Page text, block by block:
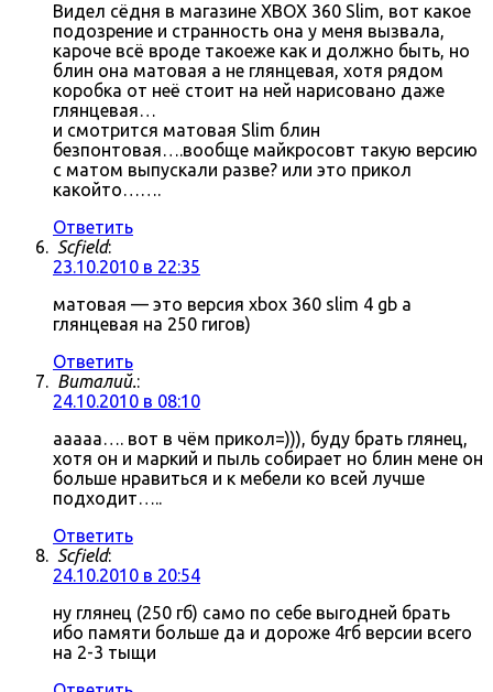
Видел сёдня в магазине XBOX 360 Slim, вот какое
подозрение и странность она у меня вызвала,
кароче всё вроде такоеже как и должно быть, но
блин она матовая а не глянцевая, хотя рядом
коробка от неё стоит на ней нарисовано даже
глянцевая…
и смотрится матовая Slim блин
безпонтовая….вообще майкросовт такую версию
с матом выпускали разве? или это прикол
какойто…….
Ответить
Scfield:
23.10.2010 в 22:35
матовая — это версия xbox 360 slim 4 gb а
глянцевая на 250 гигов)
Ответить
Виталий.:
24.10.2010 в 08:10
ааааа…. вот в чём прикол=))), буду брать глянец,
хотя он и маркий и пыль собирает но блин мене он
больше нравиться и к мебели ко всей лучше
подходит…..
Ответить
Scfield:
24.10.2010 в 20:54
ну глянец (250 гб) само по себе выгодней брать
ибо памяти больше да и дороже 4гб версии всего
на 2-3 тыщи